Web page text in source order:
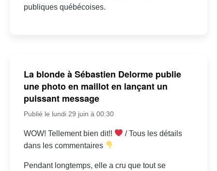
publiques québécoises.
La blonde à Sébastien Delorme publie
une photo en maillot en lançant un
puissant message
Publié le lundi 29 juin à 00:30
WOW! Tellement bien dit!!
/ Tous les détails
dans les commentaires
Pendant longtemps, elle a cru que tout se